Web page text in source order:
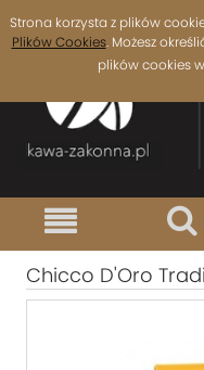
Strona korzysta z plików
Plików Cookies. Możesz
plików cookies
Chicco D'Oro